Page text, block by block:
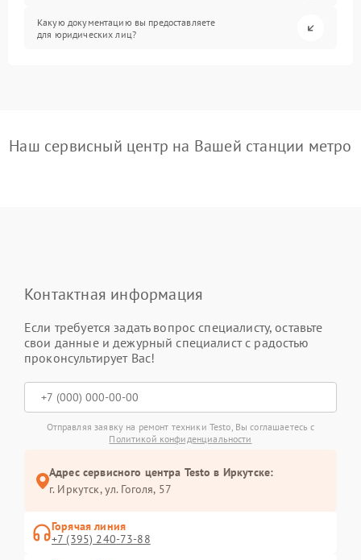
Какую документацию вы предоставляете
для юридических лиц?
Наш сервисный центр на Вашей станции метро
Контактная информация
Если требуется задать вопрос специалисту, оставьте
свои данные и дежурный специалист с радостью
проконсультирует Вас!
Отправляя заявку на ремонт техники Testo, Вы соглашаетесь с
Политикой конфиденциальности
Адрес сервисного центра Testo в Иркутске:
г. Иркутск, ул. ​Гоголя, 57
Горячая линия
+7 (395) 240-73-88